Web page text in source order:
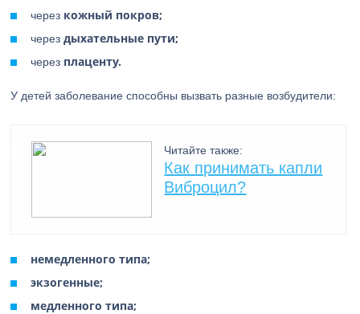
через кожный покров;
черездыхательные пути;
через плаценту.
У детей заболевание способны вызвать разные возбудители:
Читайте также:
Как принимать капли
Виброцил?
немедленного типа;
экзогенные;
медленного типа;